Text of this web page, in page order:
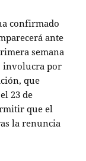
confirmado
ante
semana
involucra por
que
23 de
que el
la renuncia
prepara para